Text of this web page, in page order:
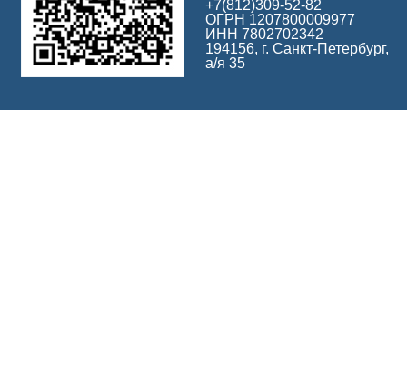
+7(812)309-52-82
ОГРН 1207800009977
ИНН 7802702342
194156, г. Санкт-Петербург,
а/я 35